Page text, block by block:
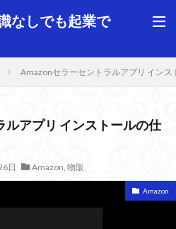
なしでも起業で
Amazonセラーセントラルアプリ イン
アプリ インストールの仕
日 Amazon, 物販
Amazon